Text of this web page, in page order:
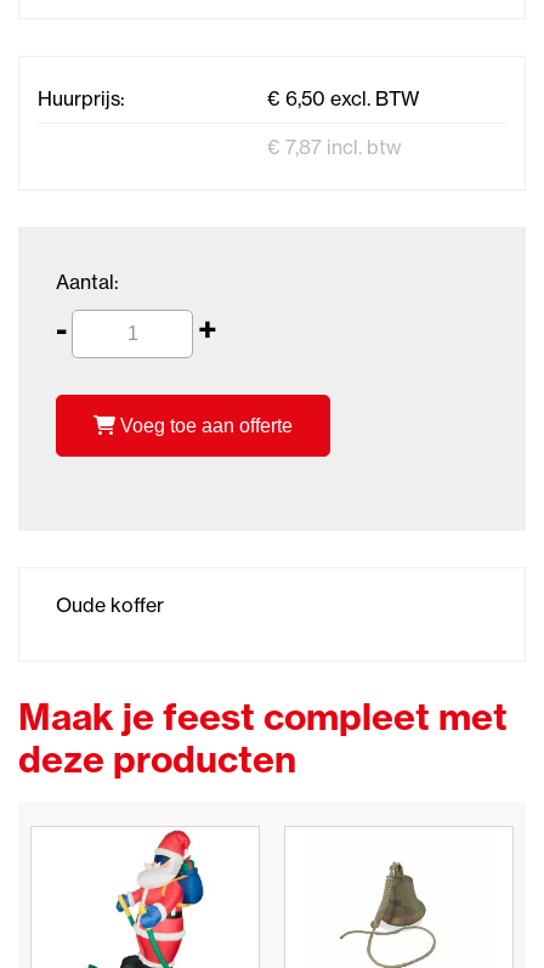
Huurprijs:
€ 6,50 excl. BTW
€ 7,87 incl. btw
Aantal:
- +
Voeg toe aan offerte
Oude koffer
Maak je feest compleet met
deze producten